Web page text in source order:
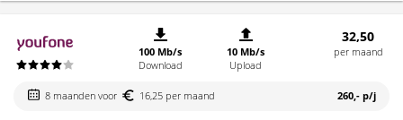
100 Mb/s
Download
10 Mb/s
Upload
32,50
per maand
8 maanden voor 16,25 per maand 260,- p/j